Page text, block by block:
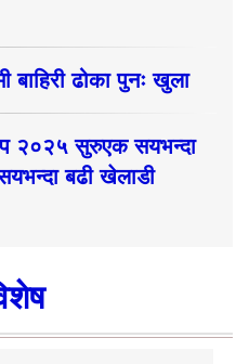
बाहिरी ढोका पुनः खुला
२०२५ सुरुएक सयभन्दा
बढी खेलाडी